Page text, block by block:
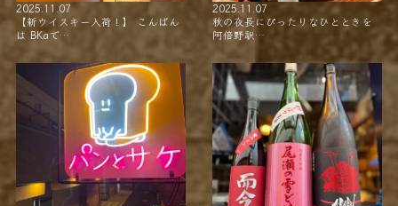
2025.11.07
【新ウイスキー入荷！】 こんばん
は BKaで…
2025.11.07
秋の夜長にぴったりなひとときを
阿倍野駅…